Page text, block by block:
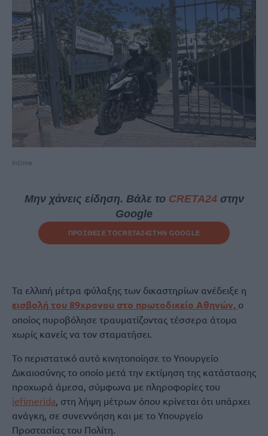
Intime
Μην χάνεις είδηση. Βάλε το CRETA24στην
Google
ΠΡΟΣΘΕΣΕ ΤΟCRETA24ΣΤΗΝ GOOGLE
Τα ελλιπή μέτρα φύλαξης των δικαστηρίων ανέδειξε η
εισβολή του 89χρονου στο πρωτοδικείο Αθηνών, ο
οποίος πυροβόλησε τραυματίζοντας τέσσερα άτομα
χωρίς κανείς να τον σταματήσει.
Το περιστατικό αυτό κινητοποίησε το Υπουργείο
Δικαιοσύνης το οποίο μετά την εκτίμηση της κατάστασης
προχωρά άμεσα, σύμφωνα με πληροφορίες του
iefimerida, στη λήψη μέτρων όπου κρίνεται ότι υπάρχει
ανάγκη, σε συνεννόηση και με το Υπουργείο
Προστασίας του Πολίτη.